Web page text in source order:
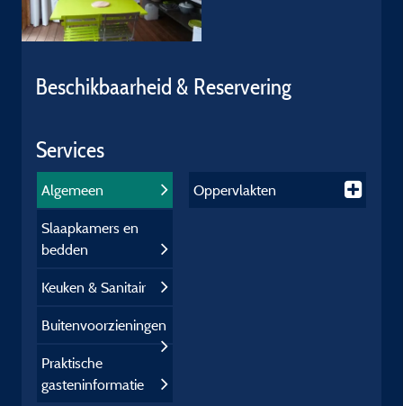
Beschikbaarheid & Reservering
Services
Algemeen
Slaapkamers en
bedden
Keuken & Sanitair
Buitenvoorzieningen
Praktische
gasteninformatie
Oppervlakten